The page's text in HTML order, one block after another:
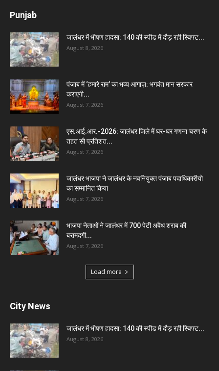
Punjab
जालंधर में भीषण हादसा: 140 की स्पीड में दौड़ रही स्विफ्ट...
August 8, 2026
पंजाब में ‘हमारे राम’ का भव्य आगाज़: भगवंत मान सरकार
कराएगी...
August 7, 2026
एस.आई.आर.-2026: जालंधर जिले में घर-घर गणना चरण के
तहत सौ प्रतिशत...
August 7, 2026
जालंधर भाजपा ने जालंधर के नवनियुक्त पंजाब पदाधिकारीयो
का सम्मानित किया
August 7, 2026
भाजपा नेताओं ने जालंधर में 700 पेटी अवैध शराब की
बरामदगी...
August 7, 2026
Load more
City News
जालंधर में भीषण हादसा: 140 की स्पीड में दौड़ रही स्विफ्ट...
August 8, 2026